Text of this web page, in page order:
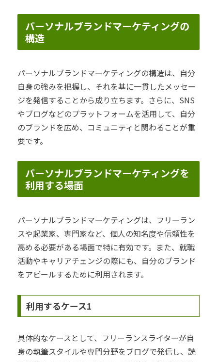
パーソナルブランドマーケティングの
構造
パーソナルブランドマーケティングの構造は、自分
自身の強みを把握し、それを基に一貫したメッセー
ジを発信することから成り立ちます。さらに、SNS
やブログなどのプラットフォームを活用して、自分
のブランドを広め、コミュニティと関わることが重
要です。
パーソナルブランドマーケティングを
利用する場面
パーソナルブランドマーケティングは、フリーラン
スや起業家、専門家など、個人の知名度や信頼性を
高める必要がある場面で特に有効です。また、就職
活動やキャリアチェンジの際にも、自分のブランド
をアピールするために利用されます。
利用するケース1
具体的なケースとして、フリーランスライターが自
身の執筆スタイルや専門分野をブログで発信し、読